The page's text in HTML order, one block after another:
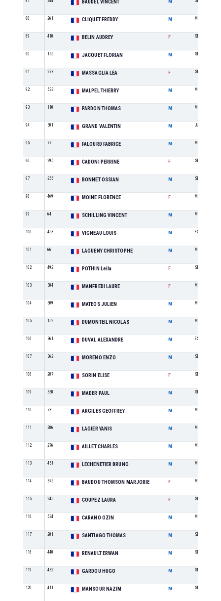
BAUDEL VINCENT M
88 261 CLIQUET FREDDY M M2
89 418 BELIN AUDREY F SE
90 155 JACQUET FLORIAN M SE
91 273 MASSAGLIA LÉA F SE
92 533 MALPEL THIERRY M M4
93 118 PARDON THOMAS M M2
94 301 GRAND VALENTIN M JU
95 77 FALOURD FABRICE M M2
96 295 CADONI PERRINE F SE
97 255 BONNET OSSIAN M SE
98 469 MOINE FLORENCE F M2
99 64 SCHILLING VINCENT M M0
100 453 VIGNEAU LOUIS M ES
101 66 LAGUENY CHRISTOPHE M M3
102 492 POTHIN Leila F SE
103 384 MANFREDI LAURE F M0
104 509 MATEOS JULIEN M M1
105 152 DUMONTEIL NICOLAS M M3
106 361 DUVAL ALEXANDRE M ES
107 362 MORENO ENZO M SE
108 287 SORIN ELISE F SE
109 338 MADER PAUL M SE
110 73 ARGILES GEOFFREY M M0
111 286 LAGIER YANIS M M0
112 276 AILLET CHARLES M M2
113 451 LECHENETIER BRUNO M M1
114 375 BAUDOU THOMSON MARJORIE F M1
115 245 COUPEZ LAURA F SE
116 534 CARANO OZIN M M1
117 281 SANTIAGO THOMAS M SE
118 440 RENAULT ERWAN M SE
119 432 GARDOU HUGO M SE
120 411 MANSOUR NAZIM M SE